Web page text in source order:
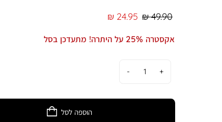
ערבוב והגשה של מנות שונות כמו - פנקייק, חביתה, טוסטים ועוד.
סיליקון קל לניקוי ונוח לשימוש יומיומי – כלי פרקטי וחיוני בכל
בתמונה.
מחיר
24.95 ₪
מחיר
49.90 ₪
אקסטרה 25% על היתרה! מתעדכן בסל
הוספה לסל